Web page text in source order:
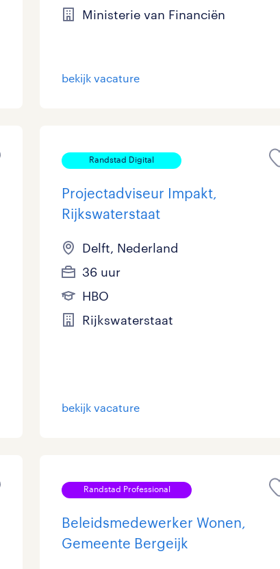
Ministerie van Financiën
bekijk vacature
Randstad Digital
Projectadviseur Impakt,
Rijkswaterstaat
Delft, Nederland
36 uur
HBO
Rijkswaterstaat
bekijk vacature
Randstad Professional
Beleidsmedewerker Wonen,
Gemeente Bergeijk